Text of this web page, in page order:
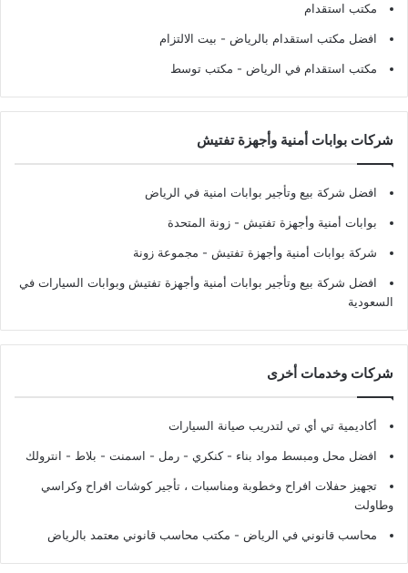
مكتب استقدام
افضل مكتب استقدام بالرياض - بيت الالتزام
مكتب استقدام في الرياض - مكتب توسط
شركات بوابات أمنية وأجهزة تفتيش
افضل شركة بيع وتأجير بوابات امنية في الرياض
بوابات أمنية وأجهزة تفتيش - زونة المتحدة
شركة بوابات أمنية وأجهزة تفتيش - مجموعة زونة
افضل شركة بيع وتأجير بوابات أمنية وأجهزة تفتيش وبوابات السيارات في
السعودية
شركات وخدمات أخرى
أكاديمية تي أي تي لتدريب صيانة السيارات
افضل محل ومبسط مواد بناء - كنكري - رمل - اسمنت - بلاط - انترولك
تجهيز حفلات افراح وخطوبة ومناسبات ، تأجير كوشات افراح وكراسي
وطاولت
محاسب قانوني في الرياض - مكتب محاسب قانوني معتمد بالرياض